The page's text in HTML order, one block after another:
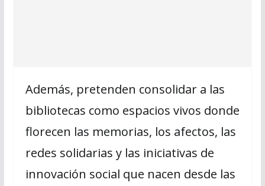
Además, pretenden consolidar a las
bibliotecas como espacios vivos donde
florecen las memorias, los afectos, las
redes solidarias y las iniciativas de
innovación social que nacen desde las